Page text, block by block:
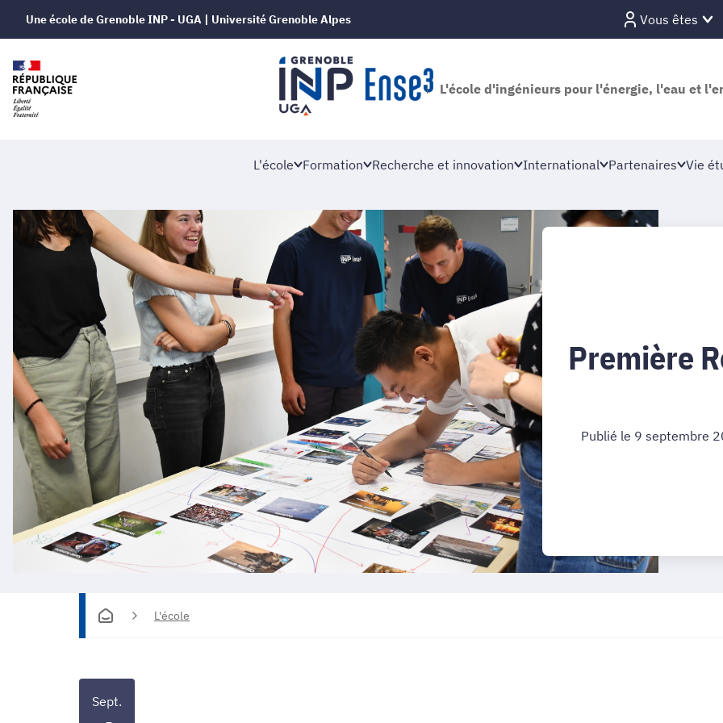
Une école de Grenoble INP - UGA | Université Grenoble Alpes Vous êtes
L'école d'ingénieurs pour l'énergie, l'eau et
L'école Formation Recherche et innovation International Partenaires Vie
Première
Publié le 9 septembre
L'école
Sept.